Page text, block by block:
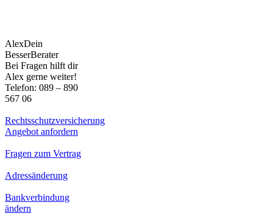
AlexDein
BesserBerater
Bei Fragen hilft dir
Alex gerne weiter!
Telefon: 089 – 890
567 06
Rechtsschutzversicherung
Angebot anfordern
Fragen zum Vertrag
Adressänderung
Bankverbindung
ändern